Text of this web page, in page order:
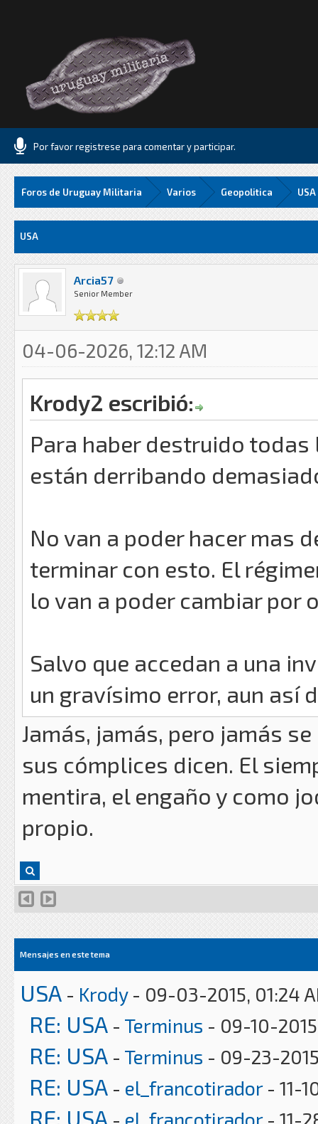
Por favor registrese para comentar y participar.
Foros de Uruguay Militaria Varios Geopolitica USA
USA
Arcia57
Senior Member
04-06-2026, 12:12 AM
Krody2 escribió:
Para haber destruido
están derribando
No van a poder hacer mas
terminar con esto. El
lo van a poder cambiar por
Salvo que accedan a una
un gravísimo error, aun así
Jamás, jamás, pero jamás
sus cómplices dicen. El
mentira, el engaño y como
propio.
Mensajes en este tema
USA - Krody- 09-03-2015, 01:24
RE: USA - Terminus - 09-10-
RE: USA - Terminus - 09-23-
RE: USA - el_francotirador- 11-
RE: USA - el_francotirador- 11-